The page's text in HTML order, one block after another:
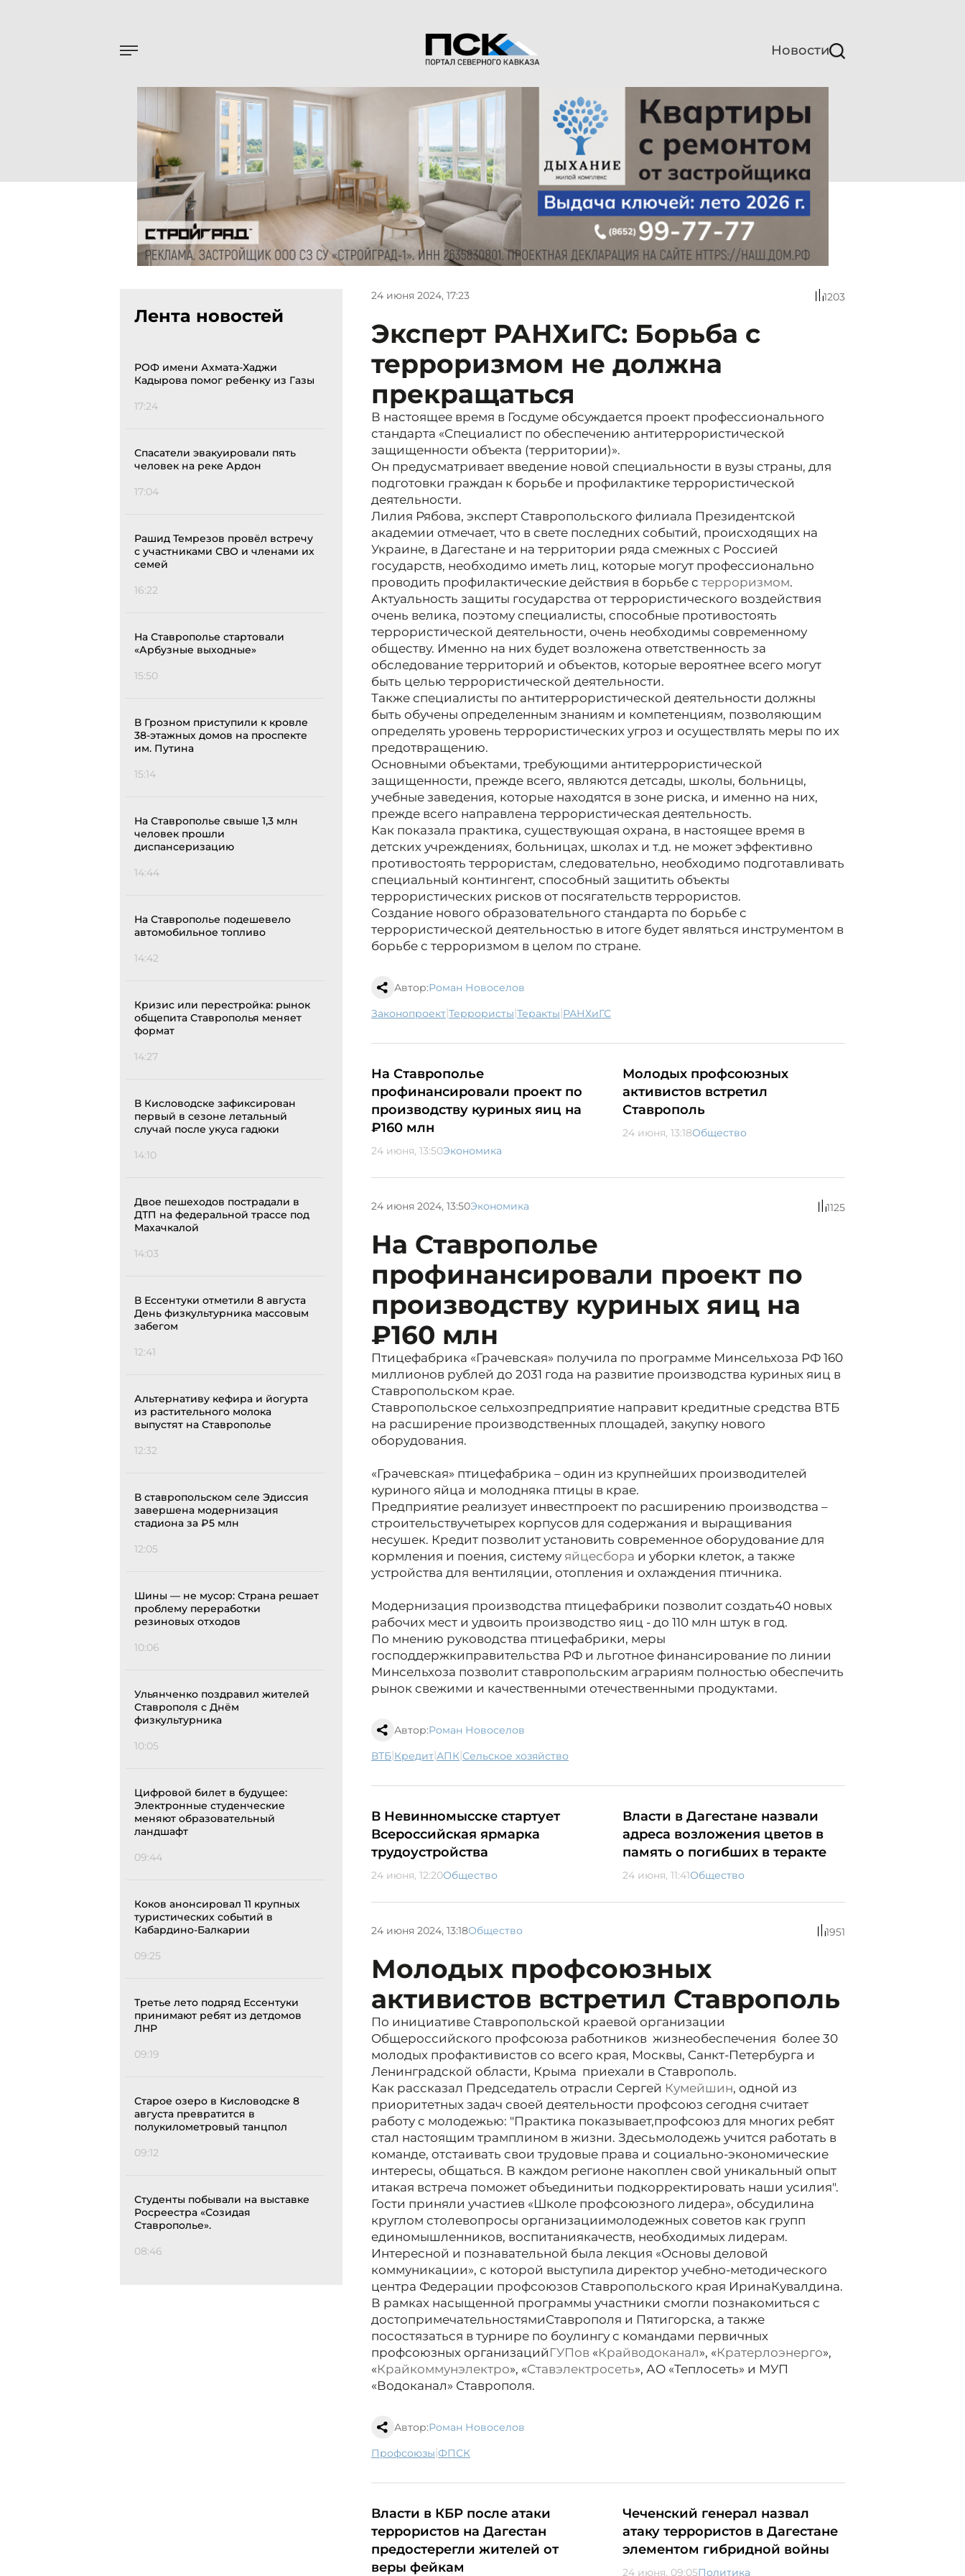
Новости
Лента новостей
РОФ имени Ахмата-Хаджи
Кадырова помог ребенку из Газы
17:24
Спасатели эвакуировали пять
человек на реке Ардон
17:04
Рашид Темрезов провёл встречу
с участниками СВО и членами их
семей
16:22
На Ставрополье стартовали
«Арбузные выходные»
15:50
В Грозном приступили к кровле
38-этажных домов на проспекте
им. Путина
15:14
На Ставрополье свыше 1,3 млн
человек прошли
диспансеризацию
14:44
На Ставрополье подешевело
автомобильное топливо
14:42
Кризис или перестройка: рынок
общепита Ставрополья меняет
формат
14:27
В Кисловодске зафиксирован
первый в сезоне летальный
случай после укуса гадюки
14:10
Двое пешеходов пострадали в
ДТП на федеральной трассе под
Махачкалой
14:03
В Ессентуки отметили 8 августа
День физкультурника массовым
забегом
12:41
Альтернативу кефира и йогурта
из растительного молока
выпустят на Ставрополье
12:32
В ставропольском селе Эдиссия
завершена модернизация
стадиона за ₽5 млн
12:05
Шины — не мусор: Страна решает
проблему переработки
резиновых отходов
10:06
Ульянченко поздравил жителей
Ставрополя с Днём
физкультурника
10:05
Цифровой билет в будущее:
Электронные студенческие
меняют образовательный
ландшафт
09:44
Коков анонсировал 11 крупных
туристических событий в
Кабардино-Балкарии
09:25
Третье лето подряд Ессентуки
принимают ребят из детдомов
ЛНР
09:19
Старое озеро в Кисловодске 8
августа превратится в
полукилометровый танцпол
09:12
Студенты побывали на выставке
Росреестра «Созидая
Ставрополье».
08:46
24 июня 2024, 17:23 1203
Эксперт РАНХиГС: Борьба с
терроризмом не должна
прекращаться
В настоящее время в Госдуме обсуждается проект профессионального
стандарта «Специалист по обеспечению антитеррористической
защищенности объекта (территории)».
Он предусматривает введение новой специальности в вузы страны, для
подготовки граждан к борьбе и профилактике террористической
деятельности.
Лилия Рябова, эксперт Ставропольского филиала Президентской
академии отмечает, что в свете последних событий, происходящих на
Украине, в Дагестане и на территории ряда смежных с Россией
государств, необходимо иметь лиц, которые могут профессионально
проводить профилактические действия в борьбе с терроризмом.
Актуальность защиты государства от террористического воздействия
очень велика, поэтому специалисты, способные противостоять
террористической деятельности, очень необходимы современному
обществу. Именно на них будет возложена ответственность за
обследование территорий и объектов, которые вероятнее всего могут
быть целью террористической деятельности.
Также специалисты по антитеррористической деятельности должны
быть обучены определенным знаниям и компетенциям, позволяющим
определять уровень террористических угроз и осуществлять меры по их
предотвращению.
Основными объектами, требующими антитеррористической
защищенности, прежде всего, являются детсады, школы, больницы,
учебные заведения, которые находятся в зоне риска, и именно на них,
прежде всего направлена террористическая деятельность.
Как показала практика, существующая охрана, в настоящее время в
детских учреждениях, больницах, школах и т.д. не может эффективно
противостоять террористам, следовательно, необходимо подготавливать
специальный контингент, способный защитить объекты
террористических рисков от посягательств террористов.
Создание нового образовательного стандарта по борьбе с
террористической деятельностью в итоге будет являться инструментом в
борьбе с терроризмом в целом по стране.
Автор:Роман Новоселов
законопроект| террористы| теракты| РАНХиГС
На Ставрополье
профинансировали проект по
производству куриных яиц на
₽160 млн
24 июня, 13:50Экономика
Молодых профсоюзных
активистов встретил
Ставрополь
24 июня, 13:18Общество
24 июня 2024, 13:50Экономика 1125
На Ставрополье
профинансировали проект по
производству куриных яиц на
₽160 млн
Птицефабрика «Грачевская» получила по программе Минсельхоза РФ 160
миллионов рублей до 2031 года на развитие производства куриных яиц в
Ставропольском крае.
Ставропольское сельхозпредприятие направит кредитные средства ВТБ
на расширение производственных площадей, закупку нового
оборудования.
«Грачевская» птицефабрика – один из крупнейших производителей
куриного яйца и молодняка птицы в крае.
Предприятие реализует инвестпроект по расширению производства –
строительствучетырех корпусов для содержания и выращивания
несушек. Кредит позволит установить современное оборудование для
кормления и поения, систему яйцесбора и уборки клеток, а также
устройства для вентиляции, отопления и охлаждения птичника.
Модернизация производства птицефабрики позволит создать40 новых
рабочих мест и удвоить производство яиц - до 110 млн штук в год.
По мнению руководства птицефабрики, меры
господдержкиправительства РФ и льготное финансирование по линии
Минсельхоза позволит ставропольским аграриям полностью обеспечить
рынок свежими и качественными отечественными продуктами.
Автор:Роман Новоселов
ВТБ| кредит| АПК| сельское хозяйство
В Невинномысске стартует
Всероссийская ярмарка
трудоустройства
24 июня, 12:20Общество
Власти в Дагестане назвали
адреса возложения цветов в
память о погибших в теракте
24 июня, 11:41Общество
24 июня 2024, 13:18Общество 1951
Молодых профсоюзных
активистов встретил Ставрополь
По инициативе Ставропольской краевой организации
Общероссийского профсоюза работников жизнеобеспечения более 30
молодых профактивистов со всего края, Москвы, Санкт-Петербурга и
Ленинградской области, Крыма приехали в Ставрополь.
Как рассказал Председатель отрасли Сергей Кумейшин, одной из
приоритетных задач своей деятельности профсоюз сегодня считает
работу с молодежью: "Практика показывает,профсоюз для многих ребят
стал настоящим трамплином в жизни. Здесьмолодежь учится работать в
команде, отстаивать свои трудовые права и социально-экономические
интересы, общаться. В каждом регионе накоплен свой уникальный опыт
итакая встреча поможет объединитьи подкорректировать наши усилия".
Гости приняли участиев «Школе профсоюзного лидера», обсудилина
круглом столевопросы организациимолодежных советов как групп
единомышленников, воспитаниякачеств, необходимых лидерам.
Интересной и познавательной была лекция «Основы деловой
коммуникации», с которой выступила директор учебно-методического
центра Федерации профсоюзов Ставропольского края ИринаКувалдина.
В рамках насыщенной программы участники смогли познакомиться с
достопримечательностямиСтаврополя и Пятигорска, а также
посостязаться в турнире по боулингу с командами первичных
профсоюзных организаций ГУПов «Крайводоканал», «Кратерлоэнерго»,
«Крайкоммунэлектро», «Ставэлектросеть», АО «Теплосеть» и МУП
«Водоканал» Ставрополя.
Автор:Роман Новоселов
профсоюзы| ФПСК
Власти в КБР после атаки
террористов на Дагестан
предостерегли жителей от
веры фейкам
Чеченский генерал назвал
атаку террористов в Дагестане
элементом гибридной войны
24 июня, 09:05Политика